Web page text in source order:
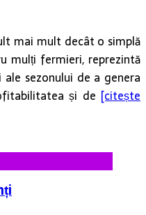
mai mult decât o simplă
mulți fermieri, reprezintă
sezonului de a genera
și de [citește